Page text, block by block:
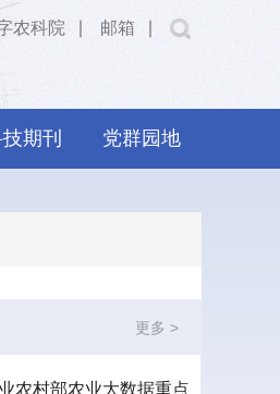
农科院 邮箱
期刊 党群园地
更多 >
农村部农业大数据重点